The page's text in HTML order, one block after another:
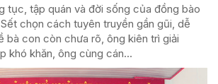
tục, tập quán và đời sống của đồng bào
chọn cách tuyên truyền gần gũi, dễ
bà con còn chưa rõ, ông kiên trì giải
khó khăn, ông cùng cán...